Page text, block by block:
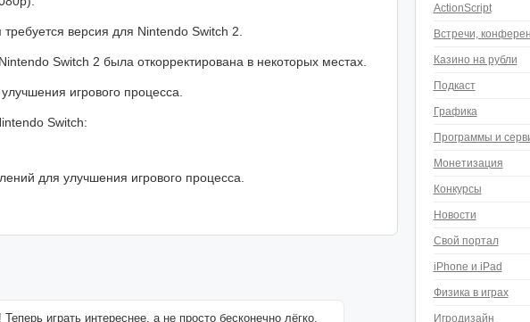
версия для Nintendo Switch 2.
Switch 2 была откорректирована в некоторых местах.
игрового процесса.
Switch:
для улучшения игрового процесса.
играть интереснее, а не просто бесконечно лёгко.
ActionScript
Встречи,
Казино на рубли
Подкаст
Графика
Программы и
Монетизация
Конкурсы
Новости
Свой портал
iPhone и iPad
Физика в играх
Игродизайн